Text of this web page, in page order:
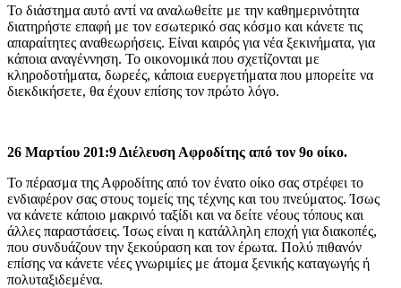
Το διάστημα αυτό αντί να αναλωθείτε με την καθημερινότητα
διατηρήστε επαφή με τον εσωτερικό σας κόσμο και κάνετε τις
απαραίτητες αναθεωρήσεις. Είναι καιρός για νέα ξεκινήματα, για
κάποια αναγέννηση. Το οικονομικά που σχετίζονται με
κληροδοτήματα, δωρεές, κάποια ευεργετήματα που μπορείτε να
διεκδικήσετε, θα έχουν επίσης τον πρώτο λόγο.
26 Μαρτίου 201:9 Διέλευση Αφροδίτης από τον 9ο οίκο.
Το πέρασμα της Αφροδίτης από τον ένατο οίκο σας στρέφει το
ενδιαφέρον σας στους τομείς της τέχνης και του πνεύματος. Ίσως
να κάνετε κάποιο μακρινό ταξίδι και να δείτε νέους τόπους και
άλλες παραστάσεις. Ίσως είναι η κατάλληλη εποχή για διακοπές,
που συνδυάζουν την ξεκούραση και τον έρωτα. Πολύ πιθανόν
επίσης να κάνετε νέες γνωριμίες με άτομα ξενικής καταγωγής ή
πολυταξιδεμένα.